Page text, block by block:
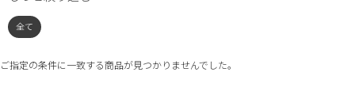
全て
ご指定の条件に一致する商品が見つかりませんでした。